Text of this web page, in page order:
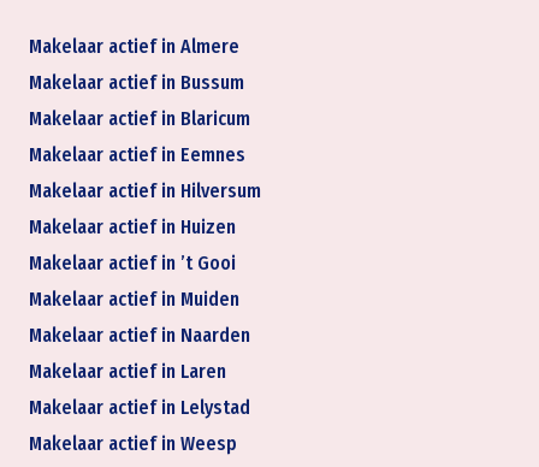
Makelaar actief in Almere
Makelaar actief in Bussum
Makelaar actief in Blaricum
Makelaar actief in Eemnes
Makelaar actief in Hilversum
Makelaar actief in Huizen
Makelaar actief in ’t Gooi
Makelaar actief in Muiden
Makelaar actief in Naarden
Makelaar actief in Laren
Makelaar actief in Lelystad
Makelaar actief in Weesp